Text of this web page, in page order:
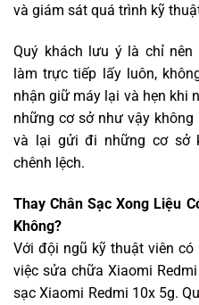
và giám sát quá trình kỹ
Quý khách lưu ý là chỉ
làm trực tiếp lấy luôn,
nhận giữ máy lại và hẹn khi
những cơ sở như vậy
và lại gửi đi những cơ sở
chênh lệch.
Thay Chân Sạc Xong Liệu
Không?
Với đội ngũ kỹ thuật viên
việc sửa chữa Xiaomi
sạc Xiaomi Redmi 10x 5g.